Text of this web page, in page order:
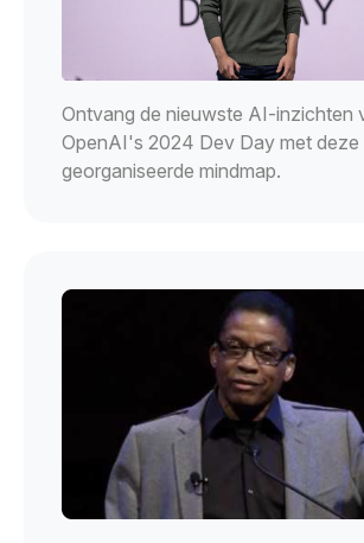
Ontvang de nieuwste AI-inzichten
OpenAI's 2024 Dev Day met deze
georganiseerde mindmap.